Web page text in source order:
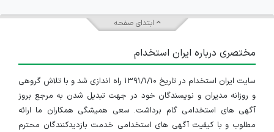
ابتدای صفحه
مختصری درباره ایران استخدام
سایت ایران استخدام در تاریخ ۱۳۹۱/۱/۱۰ راه اندازی شد و با تلاش گروهی
و روزانه مدیران و نویسندگان خود در جهت تبدیل شدن به مرجع بروز
آگهی های استخدامی گام برداشت. سعی همیشگی همکاران ما ارائه
مطلوب و با کیفیت آگهی های استخدامی خدمت بازدیدکنندگان محترم